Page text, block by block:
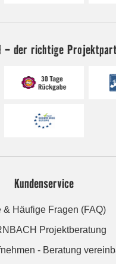
- der richtige
Kundenservice
& Häufige Fragen (FAQ)
Projektberatung
- Beratung